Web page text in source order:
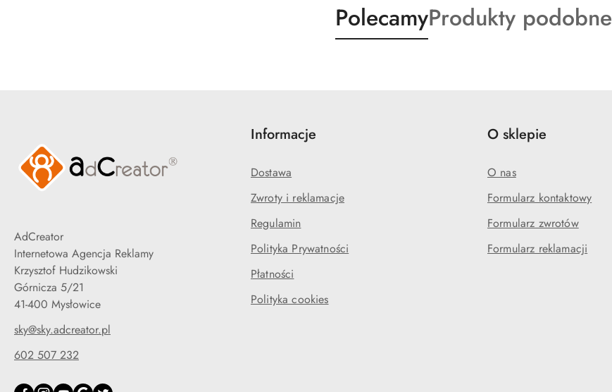
Produkty
o
PolecamyProdukty
o
Produkty podobne
AdCreator
Internetowa Agencja Reklamy
Krzysztof Hudzikowski
Górnicza 5/21
41-400 Mysłowice
sky@sky.adcreator.pl
602 507 232
Informacje
Dostawa
Zwroty i reklamacje
Regulamin
Polityka Prywatności
Płatności
Polityka cookies
O sklepie
O nas
Formularz kontaktowy
Formularz zwrotów
Formularz reklamacji